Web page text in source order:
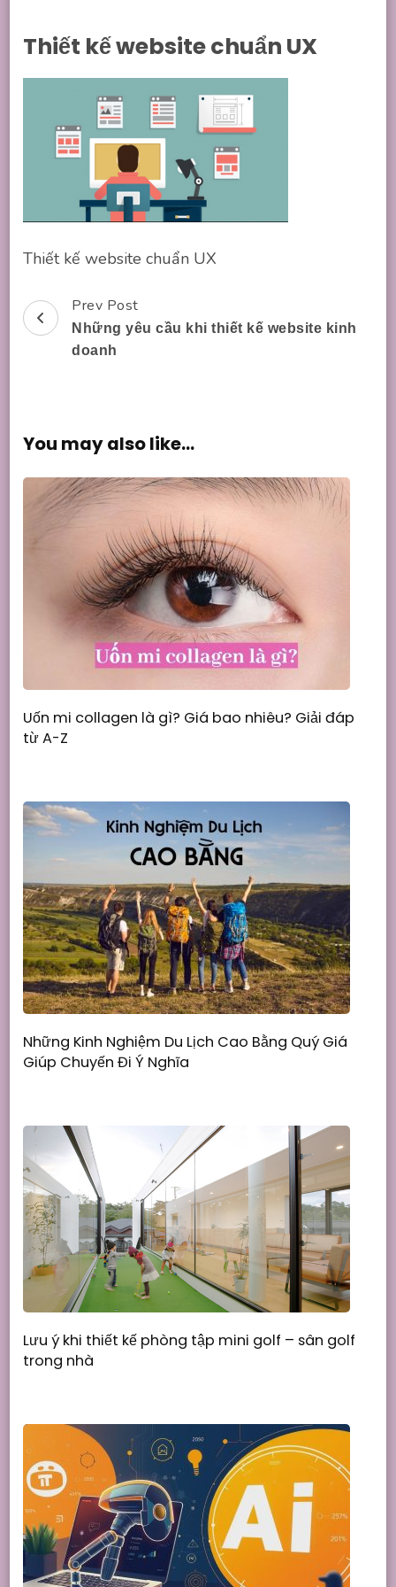
Thiết kế website chuẩn UX
Thiết kế website chuẩn UX
Post
Navigation
Prev Post
Những yêu cầu khi thiết kế website kinh
doanh
You may also like...
Uốn mi collagen là gì? Giá bao nhiêu? Giải đáp
từ A-Z
Những Kinh Nghiệm Du Lịch Cao Bằng Quý Giá
Giúp Chuyến Đi Ý Nghĩa
Lưu ý khi thiết kế phòng tập mini golf – sân golf
trong nhà